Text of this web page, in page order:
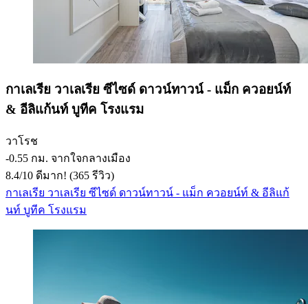
กาเลเรีย วาเลเรีย ซีไซด์ ดาวน์ทาวน์ - แม็ก ควอยน์ท์
& อีลิแก้นท์ บูทีค โรงแรม
วาโรช
‐0.55 กม. จากใจกลางเมือง
8.4/10 ดีมาก! (365 รีวิว)
กาเลเรีย วาเลเรีย ซีไซด์ ดาวน์ทาวน์ - แม็ก ควอยน์ท์ & อีลิแก้
นท์ บูทีค โรงแรม